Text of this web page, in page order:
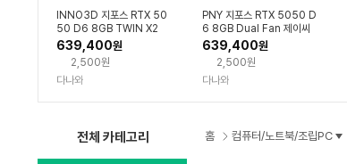
INNO3D 지포스 RTX 50
50 D6 8GB TWIN X2
639,400원
2,500원
다나와
PNY 지포스 RTX 5050 D
6 8GB Dual Fan 제이씨
현
639,400원
2,500원
다나와
전체 카테고리 홈 컴퓨터/노트북/조립PC